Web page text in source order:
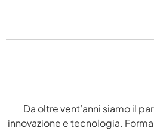
Da oltre vent’anni siamo il
innovazione e tecnologia.